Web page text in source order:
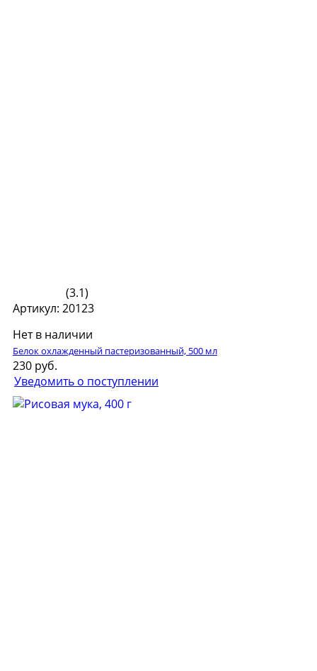
(3.1)
Артикул: 20123
Нет в наличии
Белок охлажденный пастеризованный, 500 мл
230 руб.
Уведомить о поступлении